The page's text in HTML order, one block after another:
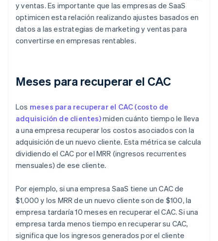
y ventas. Es importante que las empresas de SaaS
optimicen esta relación realizando ajustes basados en
datos a las estrategias de marketing y ventas para
convertirse en empresas rentables.
Meses para recuperar el CAC
Los meses para recuperar el CAC (costo de
adquisición de clientes)miden cuánto tiempo le lleva
a una empresa recuperar los costos asociados con la
adquisición de un nuevo cliente. Esta métrica se calcula
dividiendo el CAC por el MRR (ingresos recurrentes
mensuales) de ese cliente.
Por ejemplo, si una empresa SaaS tiene un CAC de
$1,000 y los MRR de un nuevo cliente son de $100, la
empresa tardaría 10 meses en recuperar el CAC. Si una
empresa tarda menos tiempo en recuperar su CAC,
significa que los ingresos generados por el cliente